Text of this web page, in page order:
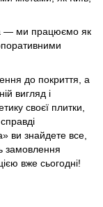
— ми працюємо як
до покриття, а
вигляд і
своєї плитки,
ви знайдете все,
замовлення
вже сьогодні!